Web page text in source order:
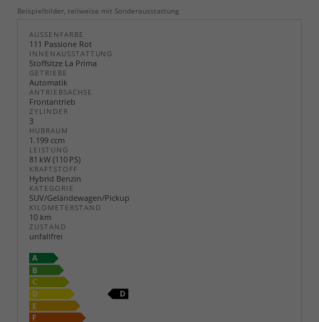
Beispielbilder, teilweise mit Sonderausstattung
AUSSENFARBE
111 Passione Rot
INNENAUSSTATTUNG
Stoffsitze La Prima
GETRIEBE
Automatik
ANTRIEBSACHSE
Frontantrieb
ZYLINDER
3
HUBRAUM
1.199 ccm
LEISTUNG
81 kW (110 PS)
KRAFTSTOFF
Hybrid Benzin
KATEGORIE
SUV/Geländewagen/Pickup
KILOMETERSTAND
10 km
ZUSTAND
unfallfrei